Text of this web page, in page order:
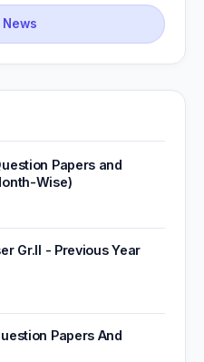
Papers and
Wise)
Gr.II - Previous Year
Papers And